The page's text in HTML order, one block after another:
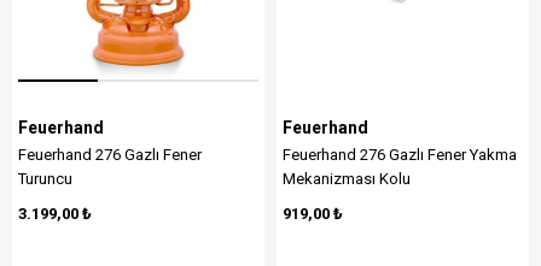
Feuerhand
Feuerhand 276 Gazlı Fener
Turuncu
3.199,00 ₺
Feuerhand
Feuerhand 276 Gazlı Fener Yakma
Mekanizması Kolu
919,00 ₺